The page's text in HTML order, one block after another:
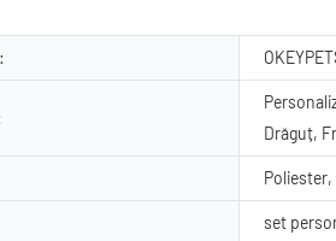
Drăguț,
set